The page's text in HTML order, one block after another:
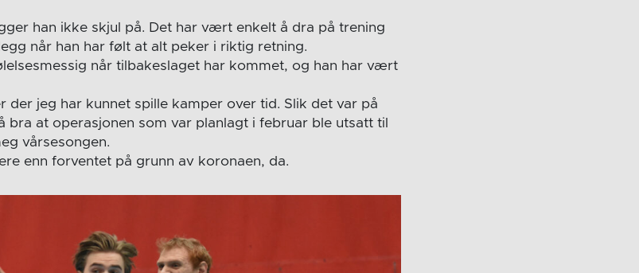
han ikke skjul på. Det har vært enkelt å dra på trening
når han har følt at alt peker i riktig retning.
når tilbakeslaget har kommet, og han har vært
der jeg har kunnet spille kamper over tid. Slik det var på
bra at operasjonen som var planlagt i februar ble utsatt til
vårsesongen.
enn forventet på grunn av koronaen, da.